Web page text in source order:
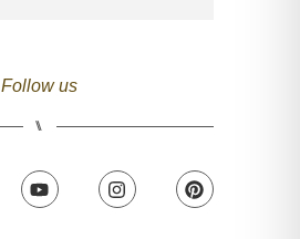
Follow us
⑊